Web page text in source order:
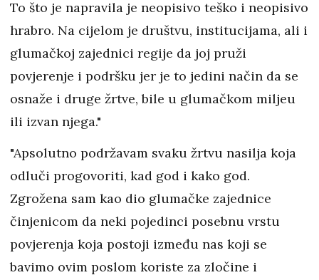
To što je napravila je neopisivo teško i neopisivo
hrabro. Na cijelom je društvu, institucijama, ali i
glumačkoj zajednici regije da joj pruži
povjerenje i podršku jer je to jedini način da se
osnaže i druge žrtve, bile u glumačkom miljeu
ili izvan njega."
"Apsolutno podržavam svaku žrtvu nasilja koja
odluči progovoriti, kad god i kako god.
Zgrožena sam kao dio glumačke zajednice
činjenicom da neki pojedinci posebnu vrstu
povjerenja koja postoji između nas koji se
bavimo ovim poslom koriste za zločine i